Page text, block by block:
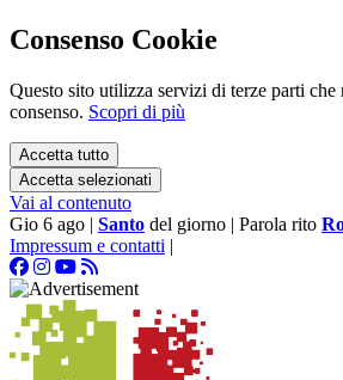
Consenso Cookie
Questo sito utilizza servizi di terze parti
consenso. Scopri di più
Accetta tutto
Accetta selezionati
Vai al contenuto
Gio 6 ago | Santo del giorno | Parola rito
Impressum e contatti |